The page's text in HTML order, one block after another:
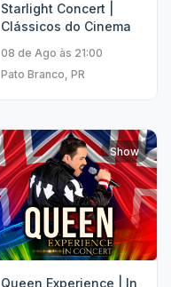
Starlight Concert |
Clássicos do Cinema
08 de Ago às 21:00
Pato Branco, PR
Show
Queen Experience | In